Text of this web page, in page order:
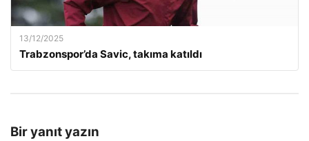
13/12/2025
Trabzonspor’da Savic, takıma katıldı
Bir yanıt yazın